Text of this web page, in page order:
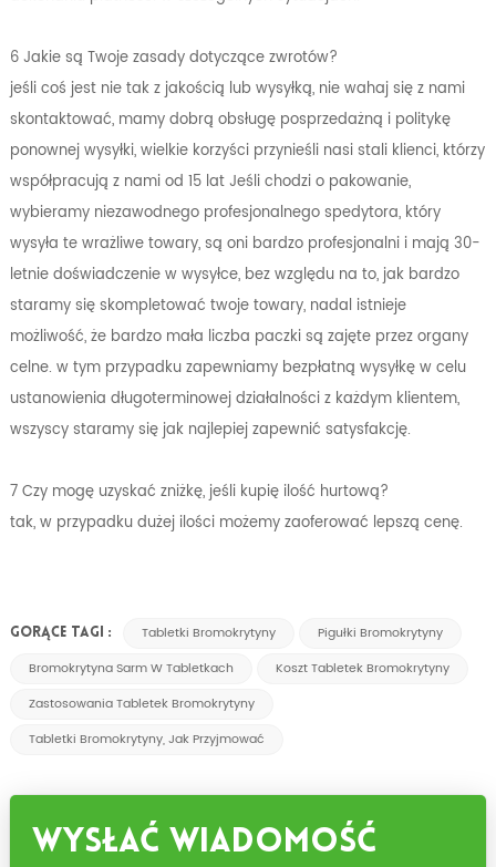
6 Jakie są Twoje zasady dotyczące zwrotów?
jeśli coś jest nie tak z jakością lub wysyłką, nie wahaj się z nami
skontaktować, mamy dobrą obsługę posprzedażną i politykę
ponownej wysyłki, wielkie korzyści przynieśli nasi stali klienci, którzy
współpracują z nami od 15 lat Jeśli chodzi o pakowanie,
wybieramy niezawodnego profesjonalnego spedytora, który
wysyła te wrażliwe towary, są oni bardzo profesjonalni i mają 30-
letnie doświadczenie w wysyłce, bez względu na to, jak bardzo
staramy się skompletować twoje towary, nadal istnieje
możliwość, że bardzo mała liczba paczki są zajęte przez organy
celne. w tym przypadku zapewniamy bezpłatną wysyłkę w celu
ustanowienia długoterminowej działalności z każdym klientem,
wszyscy staramy się jak najlepiej zapewnić satysfakcję.
7 Czy mogę uzyskać zniżkę, jeśli kupię ilość hurtową?
tak, w przypadku dużej ilości możemy zaoferować lepszą cenę.
GORĄCE TAGI : Tabletki Bromokrytyny
Pigułki Bromokrytyny
Bromokrytyna Sarm W Tabletkach
Koszt Tabletek Bromokrytyny
Zastosowania Tabletek Bromokrytyny
Tabletki Bromokrytyny, Jak Przyjmować
Wysłać Wiadomość